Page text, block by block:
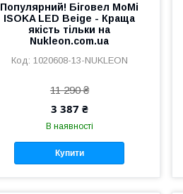
Популярний! Біговел MoMi
ISOKA LED Beige - Краща
якість тільки на
Nukleon.com.ua
1020608-13-NUKLEON
11 290 ₴
3 387 ₴
В наявності
Купити